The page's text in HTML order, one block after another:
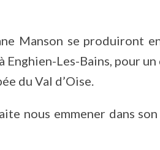
Manson se produiront
Enghien-Les-Bains, pour
du Val d’Oise.
nous emmener dans